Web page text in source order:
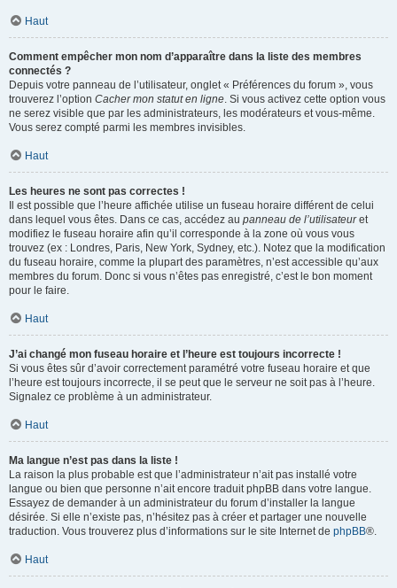
Haut
Comment empêcher mon nom d’apparaître dans la liste des membres
connectés ?
Depuis votre panneau de l’utilisateur, onglet « Préférences du forum », vous
trouverez l’option Cacher mon statut en ligne. Si vous activez cette option vous
ne serez visible que par les administrateurs, les modérateurs et vous-même.
Vous serez compté parmi les membres invisibles.
Haut
Les heures ne sont pas correctes !
Il est possible que l’heure affichée utilise un fuseau horaire différent de celui
dans lequel vous êtes. Dans ce cas, accédez au panneau de l’utilisateuret
modifiez le fuseau horaire afin qu’il corresponde à la zone où vous vous
trouvez (ex : Londres, Paris, New York, Sydney, etc.). Notez que la modification
du fuseau horaire, comme la plupart des paramètres, n’est accessible qu’aux
membres du forum. Donc si vous n’êtes pas enregistré, c’est le bon moment
pour le faire.
Haut
J’ai changé mon fuseau horaire et l’heure est toujours incorrecte !
Si vous êtes sûr d’avoir correctement paramétré votre fuseau horaire et que
l’heure est toujours incorrecte, il se peut que le serveur ne soit pas à l’heure.
Signalez ce problème à un administrateur.
Haut
Ma langue n’est pas dans la liste !
La raison la plus probable est que l’administrateur n’ait pas installé votre
langue ou bien que personne n’ait encore traduit phpBB dans votre langue.
Essayez de demander à un administrateur du forum d’installer la langue
désirée. Si elle n’existe pas, n’hésitez pas à créer et partager une nouvelle
traduction. Vous trouverez plus d’informations sur le site Internet de phpBB®.
Haut